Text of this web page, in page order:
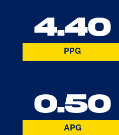
4.40
PPG
0.50
APG